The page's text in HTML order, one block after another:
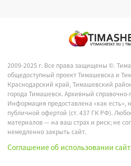
2009-2025 г. Все права защищены ©.
общедоступный проект Тимашевска и
Краснодарский край, Тимашевский
города Тимашевск. Архивный
Информация предоставлена «как есть»,
публичной офертой (ст. 437 ГК РФ).
материалов — на ваш страх и риск; не
немедленно закрыть сайт.
Соглашение об использовании